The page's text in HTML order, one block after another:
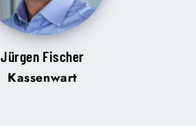
Jürgen Fischer
Kassenwart